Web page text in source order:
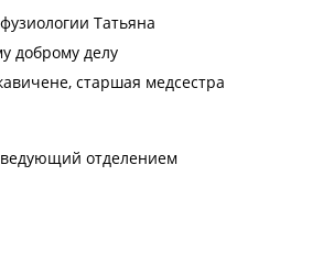
Татьяна
доброму делу
старшая медсестра
отделением